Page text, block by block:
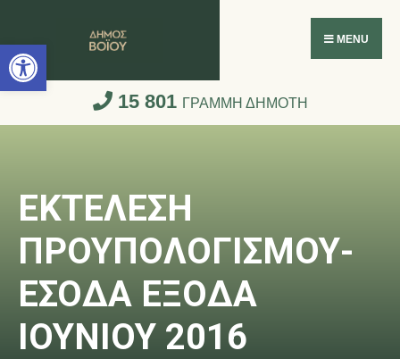
Ανοίξτε τη γραμμή εργαλείων
MENU
15 801 ΓΡΑΜΜΗ ΔΗΜΟΤΗ
ΕΚΤΕΛΕΣΗ
ΠΡΟΥΠΟΛΟΓΙΣΜΟΥ-
ΕΣΟΔΑ ΕΞΟΔΑ
ΙΟΥΝΙΟΥ 2016